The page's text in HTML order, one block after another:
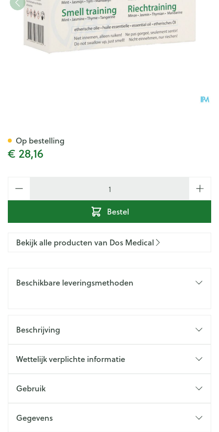
€ 28,16
Bestel
Op bestelling
Bekijk alle producten van Dos Medical
Beschikbare leveringsmethoden
Beschrijving
Wettelijk verplichte informatie
Gebruik
Gegevens